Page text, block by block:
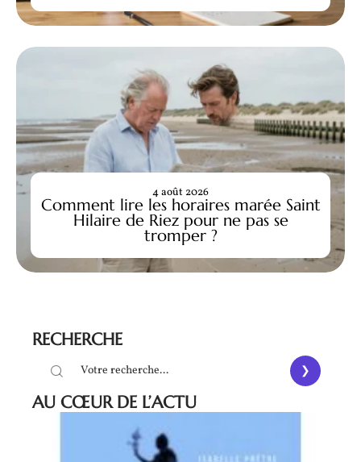
Comment lire les horaires marée Saint
Hilaire de Riez pour ne pas se
tromper ?
4 août 2026
RECHERCHE
AU CŒUR DE L’ACTU